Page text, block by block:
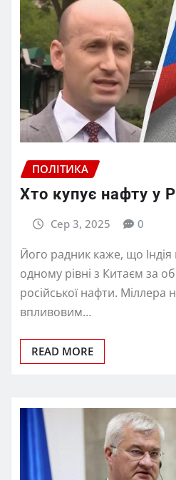
ПОЛІТИКА
Хто купує нафту у
Сер 3, 2025 0
Його радник каже, що
одному рівні з Китаєм за
російської нафти. Міллера
впливовим…
READ MORE